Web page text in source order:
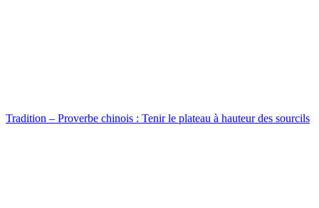
Tradition – Proverbe chinois : Tenir le plateau à hauteur des sourcils